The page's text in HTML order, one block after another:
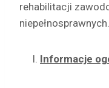
rehabilitacji
niepełnosprawnych.
Informacje